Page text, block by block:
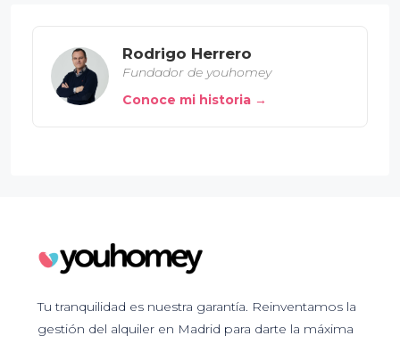
Rodrigo Herrero
Fundador de youhomey
Conoce mi historia →
Tu tranquilidad es nuestra garantía. Reinventamos la
gestión del alquiler en Madrid para darte la máxima